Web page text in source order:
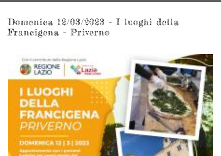
Domenica 12/03/2023 - I luoghi della
Francigena - Priverno